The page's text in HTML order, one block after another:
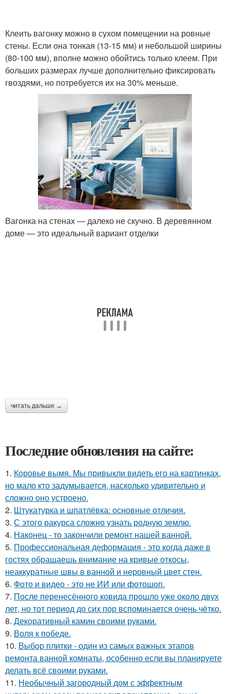
Клеить вагонку можно в сухом помещении на ровные
стены. Если она тонкая (13-15 мм) и небольшой ширины
(80-100 мм), вполне можно обойтись только клеем. При
больших размерах лучше дополнительно фиксировать
гвоздями, но потребуется их на 30% меньше.
Вагонка на стенах — далеко не скучно. В деревянном
доме — это идеальный вариант отделки
читать дальше →
Последние обновления на сайте:
1. Коровье вымя. Мы привыкли видеть его на картинках,
но мало кто задумывается, насколько удивительно и
сложно оно устроено.
2. Штукатурка и шпатлёвка: основные отличия.
3. С этого ракурса сложно узнать родную землю.
4. Наконец - то закончили ремонт нашей ванной.
5. Профессиональная деформация - это когда даже в
гостях обращаешь внимание на кривые откосы,
неаккуратные швы в ванной и неровный цвет стен.
6. Фото и видео - это не ИИ или фотошоп.
7. После перенесённого ковида прошло уже около двух
лет, но тот период до сих пор вспоминается очень чётко.
8. Декоративный камин своими руками.
9. Воля к победе.
10. Выбор плитки - один из самых важных этапов
ремонта ванной комнаты, особенно если вы планируете
делать всё своими руками.
11. Необычный загородный дом с эффектным